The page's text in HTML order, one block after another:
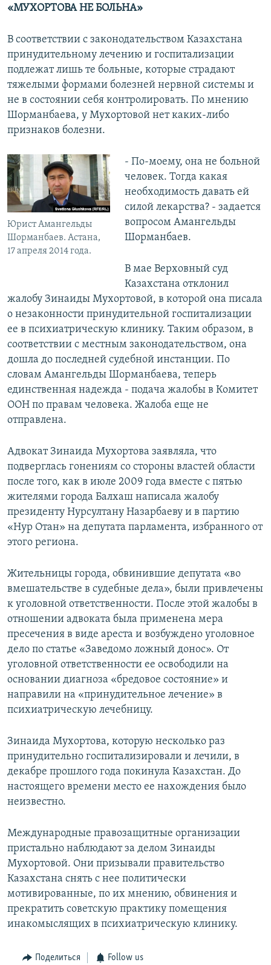
«МУХОРТОВА НЕ БОЛЬНА»
В соответствии с законодательством Казахстана
принудительному лечению и госпитализации
подлежат лишь те больные, которые страдают
тяжелыми формами болезней нервной системы и
не в состоянии себя контролировать. По мнению
Шорманбаева, у Мухортовой нет каких-либо
признаков болезни.
Юрист Амангельды
Шорманбаев. Астана,
17 апреля 2014 года.
- По-моему, она не больной
человек. Тогда какая
необходимость давать ей
силой лекарства? - задается
вопросом Амангельды
Шорманбаев.
В мае Верховный суд
Казахстана отклонил
жалобу Зинаиды Мухортовой, в которой она писала
о незаконности принудительной госпитализации
ее в психиатрическую клинику. Таким образом, в
соответствии с местным законодательством, она
дошла до последней судебной инстанции. По
словам Амангельды Шорманбаева, теперь
единственная надежда - подача жалобы в Комитет
ООН по правам человека. Жалоба еще не
отправлена.
Адвокат Зинаида Мухортова заявляла, что
подверглась гонениям со стороны властей области
после того, как в июле 2009 года вместе с пятью
жителями города Балхаш написала жалобу
президенту Нурсултану Назарбаеву и в партию
«Нур Отан» на депутата парламента, избранного от
этого региона.
Жительницы города, обвинившие депутата «во
вмешательстве в судебные дела», были привлечены
к уголовной ответственности. После этой жалобы в
отношении адвоката была применена мера
пресечения в виде ареста и возбуждено уголовное
дело по статье «Заведомо ложный донос». От
уголовной ответственности ее освободили на
основании диагноза «бредовое состояние» и
направили на «принудительное лечение» в
психиатрическую лечебницу.
Зинаида Мухортова, которую несколько раз
принудительно госпитализировали и лечили, в
декабре прошлого года покинула Казахстан. До
настоящего времени место ее нахождения было
неизвестно.
Международные правозащитные организации
пристально наблюдают за делом Зинаиды
Мухортовой. Они призывали правительство
Казахстана снять с нее политически
мотивированные, по их мнению, обвинения и
прекратить советскую практику помещения
инакомыслящих в психиатрическую клинику.
Поделиться Follow us